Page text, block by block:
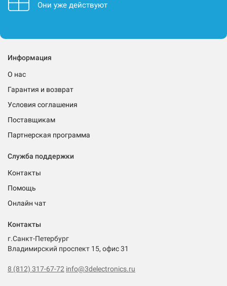
Они уже действуют
Информация
О нас
Гарантия и возврат
Условия соглашения
Поставщикам
Партнерская программа
Служба поддержки
Контакты
Помощь
Онлайн чат
Контакты
г.Санкт-Петербург
Владимирский проспект 15, офис 31
8 (812) 317-67-72 info@3delectronics.ru